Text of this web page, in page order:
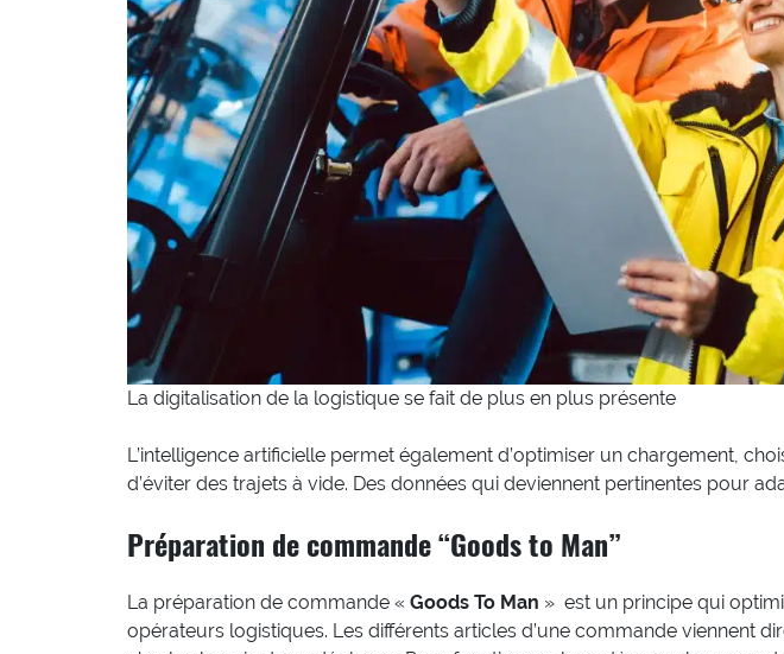
La digitalisation de la logistique se fait de plus en plus présente
L’intelligence artificielle permet également d’optimiser un chargement,
d’éviter des trajets à vide. Des données qui deviennent pertinentes pour
Préparation de commande “Goods to Man”
La préparation de commande « Goods To Man » est un principe qui
opérateurs logistiques. Les différents articles d’une commande viennent